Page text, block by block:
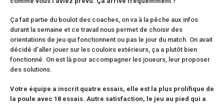
Ça fait partie du boulot des coaches, on va à la pêche aux infos
durant la semaine et ce travail nous permet de choisir des
orientations de jeu qui fonctionnent ou pas le jour du match. On avait
décidé d’aller jouer sur les couloirs extérieurs, ça a plutôt bien
fonctionné. On est là pour accompagner les joueurs, leur proposer
des solutions.
Votre équipe a inscrit quatre essais, elle est la plus prolifique de
la poule avec 18 essais. Autre satisfaction, le jeu au pied qui a